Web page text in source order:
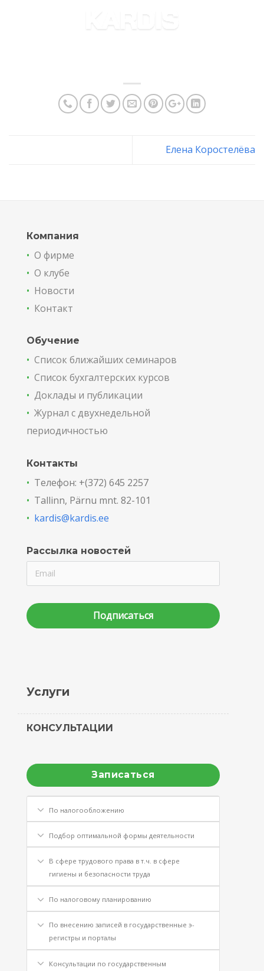
Елена Коростелёва
Компания
• О фирме
• О клубе
• Новости
• Контакт
Обучение
• Список ближайших семинаров
• Список бухгалтерских курсов
• Доклады и публикации
• Журнал с двухнедельной
периодичностью
Контакты
• Телефон: +(372) 645 2257
• Tallinn, Pärnu mnt. 82-101
• kardis@kardis.ee
Рассылка новостей
Подписаться
Услуги
КОНСУЛЬТАЦИИ
Записаться
По налогообложению
Подбор оптимальной формы деятельности
В сфере трудового права в т.ч. в сфере
гигиены и безопасности труда
По налоговому планированию
По внесению записей в государственные э-
регистры и порталы
Консультации по государственным